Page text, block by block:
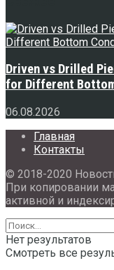
Driven vs Drilled
for Different
06.08.2026
Главная
Контакты
© 2018-2020
При копировании
активной и
Нет результатов
Смотреть все